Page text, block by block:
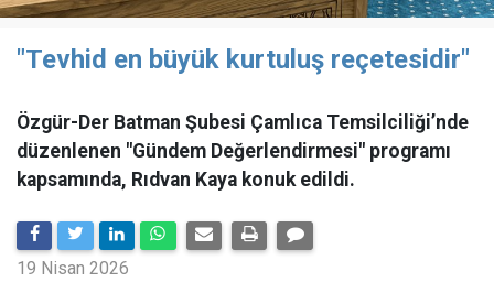
"Tevhid en büyük kurtuluş reçetesidir"
Özgür-Der Batman Şubesi Çamlıca Temsilciliği’nde
düzenlenen "Gündem Değerlendirmesi" programı
kapsamında, Rıdvan Kaya konuk edildi.
19 Nisan 2026